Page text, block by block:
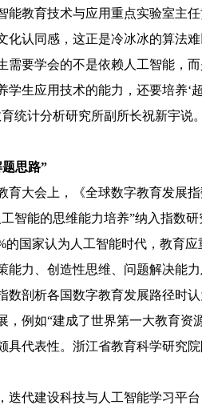
能教育技术与应用重点实验室主
化认同感，这正是冷冰冰的算法难
需要学会的不是依赖人工智能，
学生应用技术的能力，还要培养‘
统计分析研究所副所长祝新宇说。
思路”
育大会上，《全球数字教育发展
智能的思维能力培养”纳入指数研
的国家认为人工智能时代，教育
能力、创造性思维、问题解决能
数剖析各国数字教育发展路径时
，例如“建成了世界第一大教育资
具代表性。浙江省教育科学研究
迭代建设科技与人工智能学习平